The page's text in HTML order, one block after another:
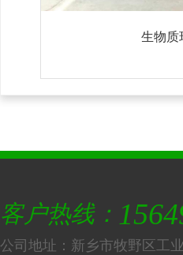
生物质
客户热线：
公司地址：新乡市牧野区工